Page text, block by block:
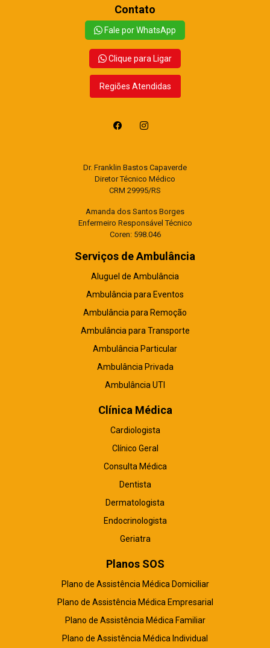
Contato
Fale por WhatsApp
Clique para Ligar
Regiões Atendidas
Dr. Franklin Bastos Capaverde
Diretor Técnico Médico
CRM 29995/RS
Amanda dos Santos Borges
Enfermeiro Responsável Técnico
Coren: 598.046
Serviços de Ambulância
Aluguel de Ambulância
Ambulância para Eventos
Ambulância para Remoção
Ambulância para Transporte
Ambulância Particular
Ambulância Privada
Ambulância UTI
Clínica Médica
Cardiologista
Clínico Geral
Consulta Médica
Dentista
Dermatologista
Endocrinologista
Geriatra
Planos SOS
Plano de Assistência Médica Domiciliar
Plano de Assistência Médica Empresarial
Plano de Assistência Médica Familiar
Plano de Assistência Médica Individual